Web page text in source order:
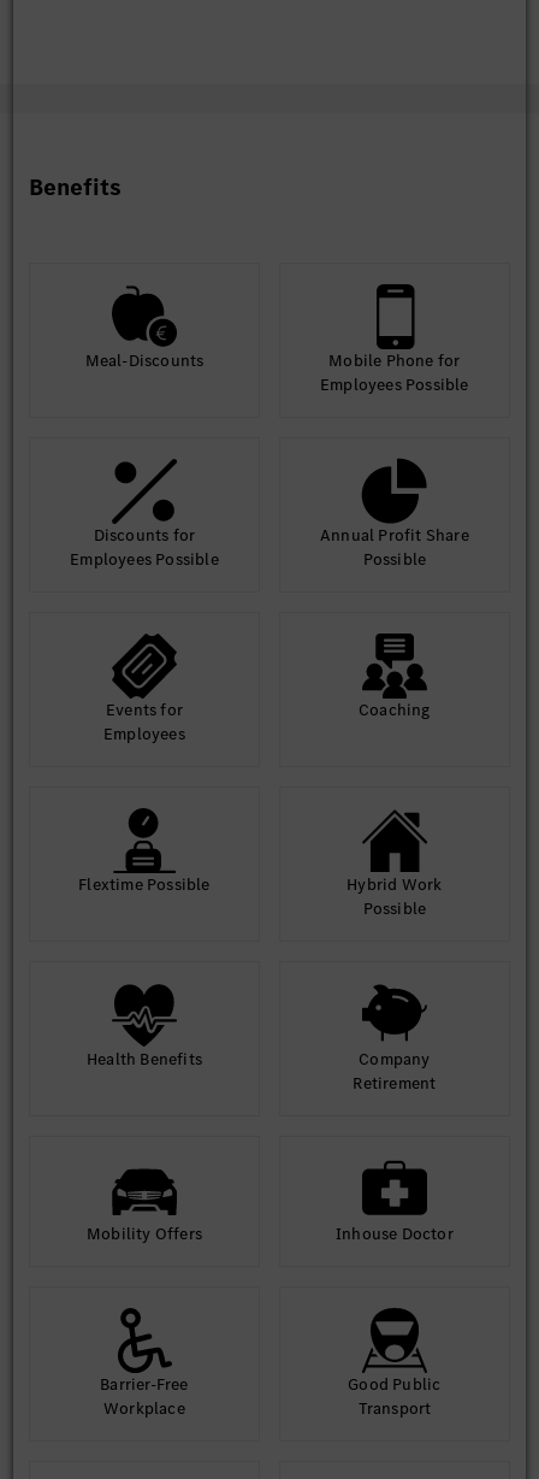
Benefits
Meal-Discounts
Mobile Phone for
Employees Possible
Discounts for
Employees Possible
Annual Profit Share
Possible
Events for
Employees
Coaching
Flextime Possible
Hybrid Work
Possible
Health Benefits
Company
Retirement
Mobility Offers Inhouse Doctor
Barrier-Free
Workplace
Good Public
Transport